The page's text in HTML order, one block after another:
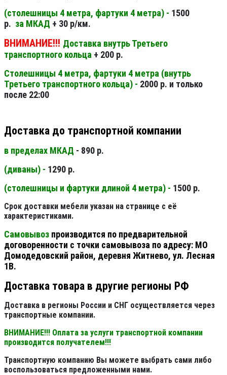
(столешницы 4 метра, фартуки 4 метра) - 1500
р. за МКАД + 30 р/км.
ВНИМАНИЕ!!! Доставка внутрь Третьего
транспортного кольца + 200 р.
Столешницы 4 метра, фартуки 4 метра (внутрь
Третьего транспортного кольца) - 2000 р. и только
после 22:00
Доставка до транспортной компании
в пределах МКАД - 890 р.
(диваны) - 1290 р.
(столешницы и фартуки длиной 4 метра) - 1500 р.
Срок доставки мебели указан на странице с её
характеристиками.
Самовывоз производится по предварительной
договоренности с точки самовывоза по адресу: МО
Домодедовский район, деревня Житнево, ул. Лесная
1В.
Доставка товара в другие регионы РФ
Доставка в регионы России и СНГ осуществляется через
транспортные компании.
ВНИМАНИЕ!!! Оплата за услуги транспортной компании
производится получателем!!!
Транспортную компанию Вы можете выбрать сами либо
воспользоваться предложенными нами.